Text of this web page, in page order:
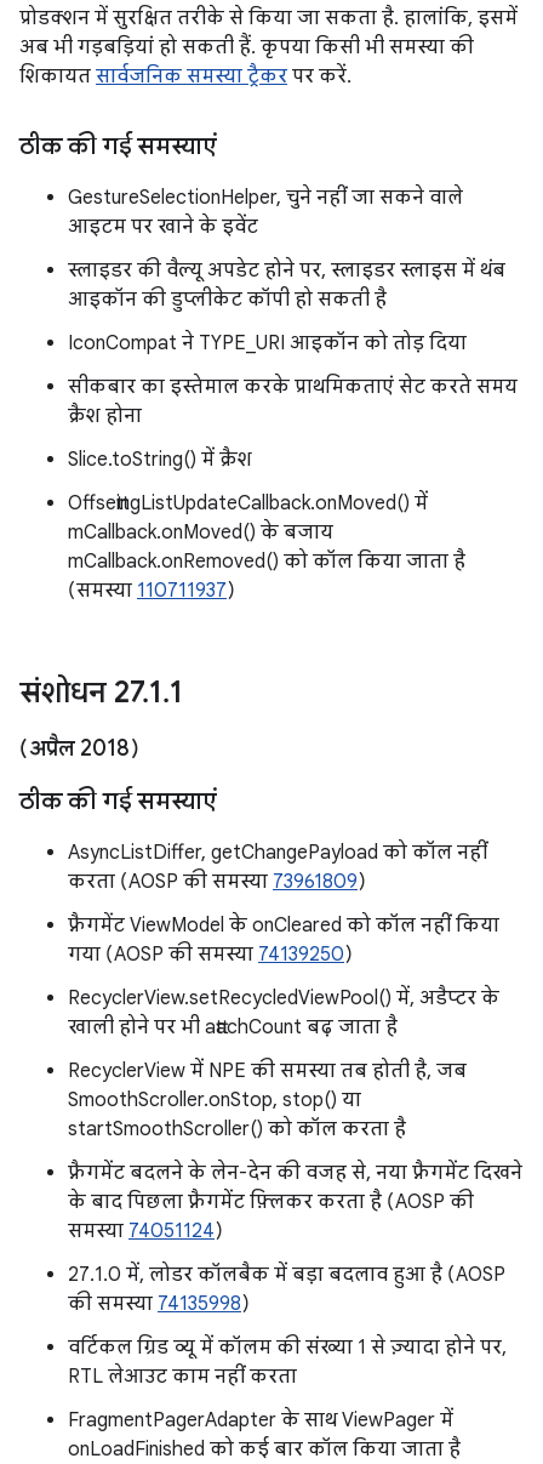
प्रोडक्शन में सुरक्षित तरीके से किया जा सकता है. हालांकि, इसमें
अब भी गड़बड़ियां हो सकती हैं. कृपया किसी भी समस्या की
शिकायत सार्वजनिक समस्या ट्रैकर पर करें.
ठीक की गई समस्याएं
GestureSelectionHelper, चुने नहीं जा सकने वाले
आइटम पर खाने के इवेंट
स्लाइडर की वैल्यू अपडेट होने पर, स्लाइडर स्लाइस में थंब
आइकॉन की डुप्लीकेट कॉपी हो सकती है
IconCompat ने TYPE_URI आइकॉन को तोड़ दिया
सीकबार का इस्तेमाल करके प्राथमिकताएं सेट करते समय
क्रैश होना
Slice.toString() में क्रैश
OffsettingListUpdateCallback.onMoved() में
mCallback.onMoved() के बजाय
mCallback.onRemoved() को कॉल किया जाता है
(समस्या 110711937)
संशोधन 27.1.1
(अप्रैल 2018)
ठीक की गई समस्याएं
AsyncListDiffer, getChangePayload को कॉल नहीं
करता (AOSP की समस्या 73961809)
फ़्रैगमेंट ViewModel के onCleared को कॉल नहीं किया
गया (AOSP की समस्या 74139250)
RecyclerView.setRecycledViewPool() में, अडैप्टर के
खाली होने पर भी attachCount बढ़ जाता है
RecyclerView में NPE की समस्या तब होती है, जब
SmoothScroller.onStop, stop() या
startSmoothScroller() को कॉल करता है
फ़्रैगमेंट बदलने के लेन-देन की वजह से, नया फ़्रैगमेंट दिखने
के बाद पिछला फ़्रैगमेंट फ़्लिकर करता है (AOSP की
समस्या 74051124)
27.1.0 में, लोडर कॉलबैक में बड़ा बदलाव हुआ है (AOSP
की समस्या 74135998)
वर्टिकल ग्रिड व्यू में कॉलम की संख्या 1 से ज़्यादा होने पर,
RTL लेआउट काम नहीं करता
FragmentPagerAdapter के साथ ViewPager में
onLoadFinished को कई बार कॉल किया जाता है